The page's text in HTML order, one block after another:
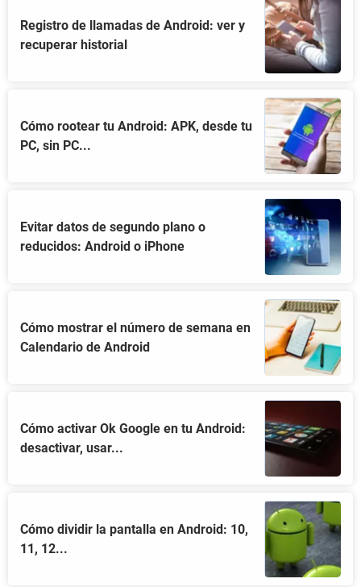
Registro de llamadas de Android: ver y
recuperar historial
Cómo rootear tu Android: APK, desde tu
PC, sin PC...
Evitar datos de segundo plano o
reducidos: Android o iPhone
Cómo mostrar el número de semana en
Calendario de Android
Cómo activar Ok Google en tu Android:
desactivar, usar...
Cómo dividir la pantalla en Android: 10,
11, 12...